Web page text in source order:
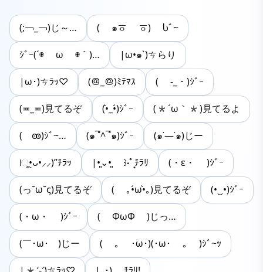
(;￢_￢)じ～… ( ๑ㆆ ㆆ) Ⴑﾞ~
ｼﾞｰ(´◉ ω ◉｀)… |ω•๑`)ㄘらり
|ω･)ㄘﾗｯ♡ (＠_＠)ﾐﾃﾏｽ ( -_・)ｼﾞｰ
(≖_≖)見てるぞ (•̀_•́)ｼﾞｰ (*´ω｀*)見てるよ
( ꙭ)ｼﾞ~… (๑¯ํ^¯ํ๑)ｼﾞｰ (๑˙―˙๑)じー
|ૂ•ᴗ•⸝⸝)”ﾁﾗｯ |•͈⌄•͈ ꒱˖˚ ͙ﾁﾗﾘ (・ε・ )ｼﾞｰ
(っ˘ω˘ς)見てるぞ ( ｡•́ω•̀｡)見てるぞ (•‿•)ｼﾞｰ
(・ω・ )ｼﾞｰ ( ΦωΦ )じっ…
(￣･ω･￣)じー ( ｡ ･ω･)(･ω･ ｡ )ｼﾞ~ｯ